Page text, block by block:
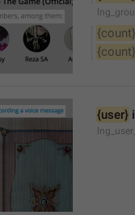
{count}
{count}
{user}